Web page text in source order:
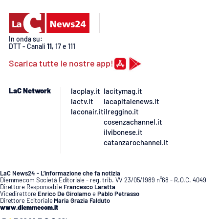
Buona Sanità Calabria
LA
CALABRIAVISIONE
Destinazioni
LAC
NETWORK
In onda su:
DTT - Canali 11, 17 e 111
Scarica tutte le nostre app!
LaC Network
lacplay.it
lactv.it
laconair.it
lacitymag.it
lacapitalenews.it
ilreggino.it
cosenzachannel.it
ilvibonese.it
catanzarochannel.it
LaC News24 - L’informazione che fa notizia
Diemmecom Società Editoriale - reg. trib. VV 23/05/1989 n°68 - R.O.C. 4049
Direttore Responsabile Francesco Laratta
Vicedirettore Enrico De GirolamoePablo Petrasso
Direttore Editoriale Maria Grazia Falduto
www.diemmecom.it